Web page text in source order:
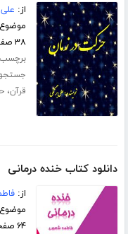
از:
۳۸ صفحه
جستجو
قرآن،
دانلود کتاب خنده درمانی
از:
۶۴ صفحه